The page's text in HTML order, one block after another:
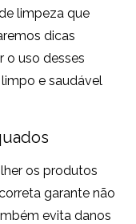
limpeza que
dicas
o uso desses
e saudável
os produtos
garante não
evita danos